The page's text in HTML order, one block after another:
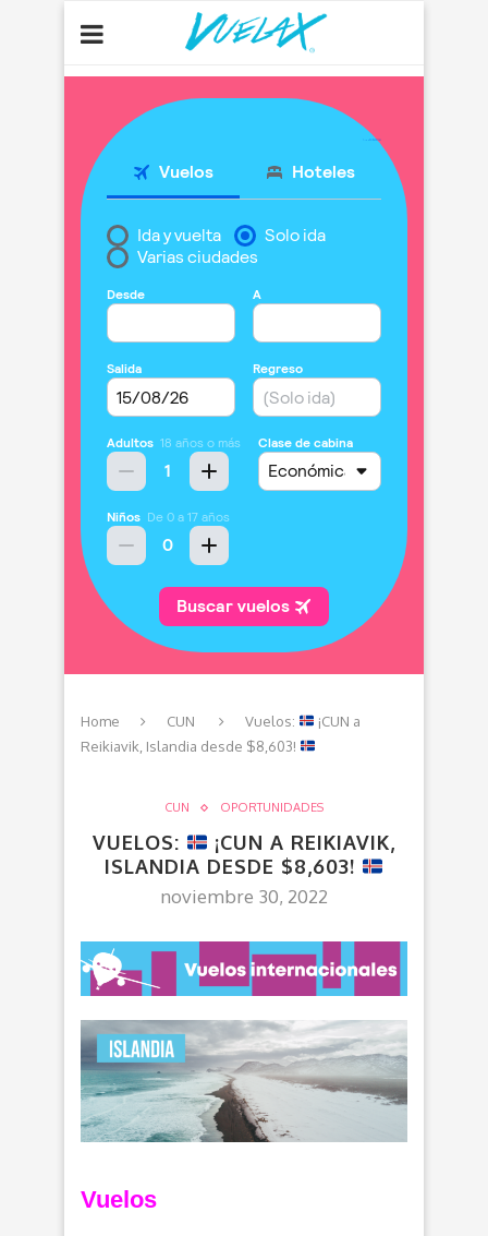
Home CUN Vuelos:
¡CUN a
Reikiavik, Islandia desde $8,603!
CUN OPORTUNIDADES
VUELOS:
¡CUN A REIKIAVIK,
ISLANDIA DESDE $8,603!
noviembre 30, 2022
Vuelos